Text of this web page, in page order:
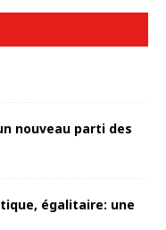
nouveau parti des
égalitaire: une